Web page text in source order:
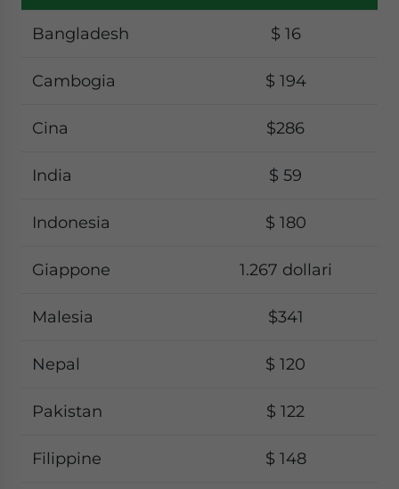
Bangladesh $ 16
Cambogia $ 194
Cina $286
India $ 59
Indonesia $ 180
Giappone 1.267 dollari
Malesia $341
Nepal $ 120
Pakistan $ 122
Filippine $ 148